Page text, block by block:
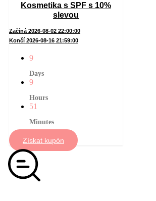
Kosmetika s SPF s 10%
slevou
Začíná 2026-08-02 22:00:00
Končí 2026-08-16 21:59:00
9
Days
9
Hours
51
Minutes
Získat kupón